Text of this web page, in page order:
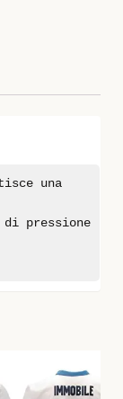
una
pressione